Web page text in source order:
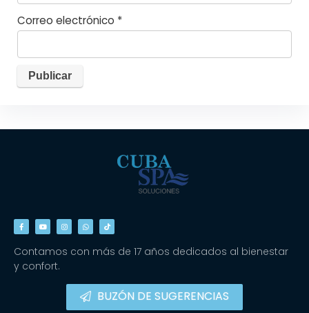
Correo electrónico *
Contamos con más de 17 años dedicados al bienestar
y confort.
BUZÓN DE SUGERENCIAS